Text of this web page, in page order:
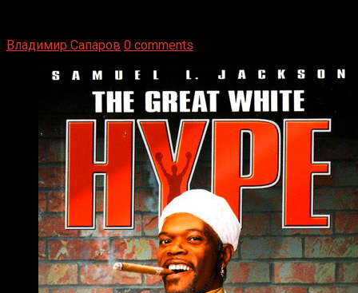
Владимир Сапаров 0 comments